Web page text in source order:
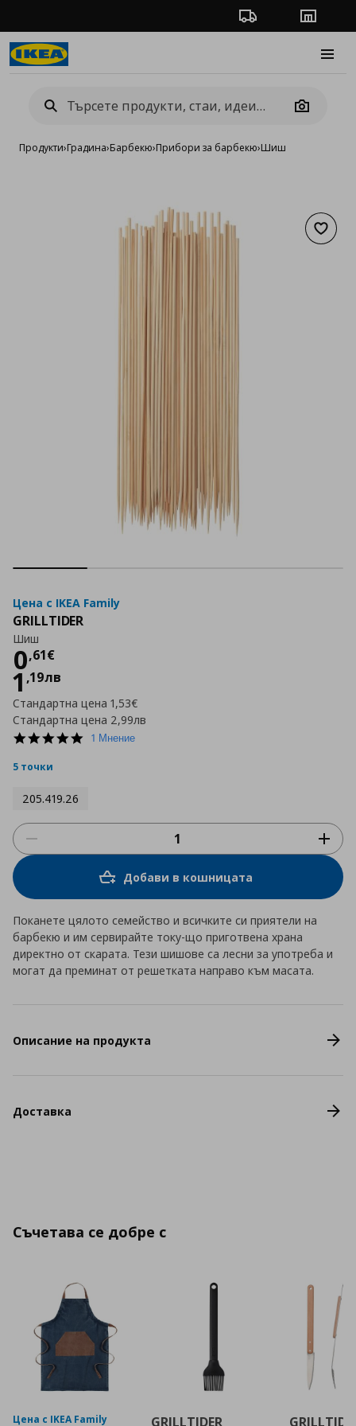
Проследяване на
Camera
Продукти›Градина›Барбекю›Прибори за барбекю›Шиш
Цена с IKEA Family
GRILLTIDER
Шиш
0,61€
Цена
1 ,19лв
Стандартна цена 1,53€
Стандартна цена 2,99лв
5.01 Мнение
5 точки
205.419.26
Добави в кошницата
Поканете цялото семейство и всичките си приятели на
барбекю и им сервирайте току-що приготвена храна
директно от скарата. Тези шишове са лесни за употреба и
могат да преминат от решетката направо към масата.
Описание на продукта
Доставка
Съчетава се добре с
Цена с IKEA Family
GRILLTIDER